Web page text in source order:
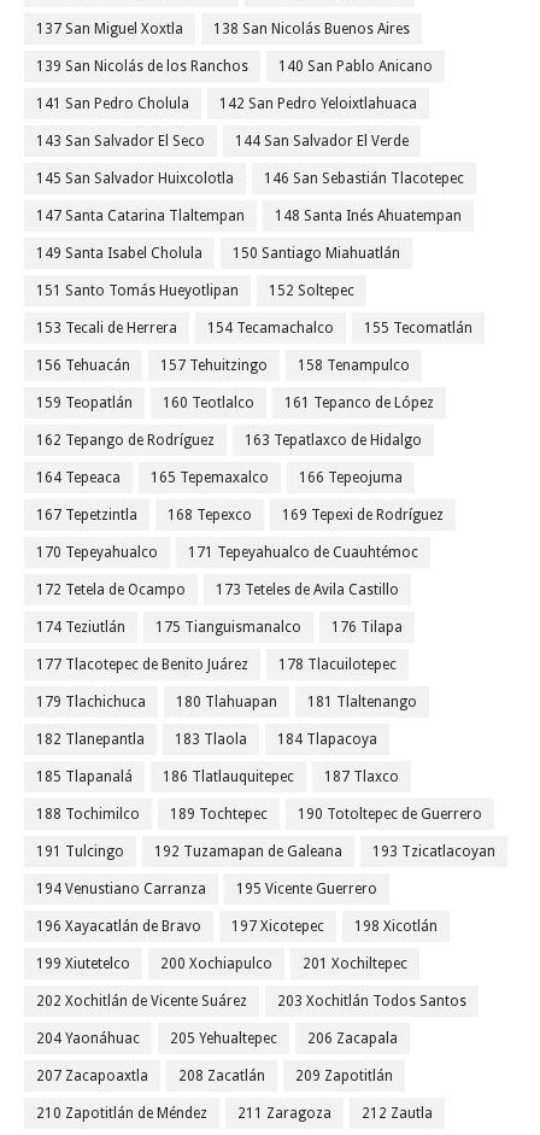
137 San Miguel Xoxtla 138 San Nicolás Buenos Aires
139 San Nicolás de los Ranchos 140 San Pablo Anicano
141 San Pedro Cholula 142 San Pedro Yeloixtlahuaca
143 San Salvador El Seco 144 San Salvador El Verde
145 San Salvador Huixcolotla 146 San Sebastián Tlacotepec
147 Santa Catarina Tlaltempan 148 Santa Inés Ahuatempan
149 Santa Isabel Cholula 150 Santiago Miahuatlán
151 Santo Tomás Hueyotlipan 152 Soltepec
153 Tecali de Herrera 154 Tecamachalco 155 Tecomatlán
156 Tehuacán 157 Tehuitzingo 158 Tenampulco
159 Teopatlán 160 Teotlalco 161 Tepanco de López
162 Tepango de Rodríguez 163 Tepatlaxco de Hidalgo
164 Tepeaca 165 Tepemaxalco 166 Tepeojuma
167 Tepetzintla 168 Tepexco 169 Tepexi de Rodríguez
170 Tepeyahualco 171 Tepeyahualco de Cuauhtémoc
172 Tetela de Ocampo 173 Teteles de Avila Castillo
174 Teziutlán 175 Tianguismanalco 176 Tilapa
177 Tlacotepec de Benito Juárez 178 Tlacuilotepec
179 Tlachichuca 180 Tlahuapan 181 Tlaltenango
182 Tlanepantla 183 Tlaola 184 Tlapacoya
185 Tlapanalá 186 Tlatlauquitepec 187 Tlaxco
188 Tochimilco 189 Tochtepec 190 Totoltepec de Guerrero
191 Tulcingo 192 Tuzamapan de Galeana 193 Tzicatlacoyan
194 Venustiano Carranza 195 Vicente Guerrero
196 Xayacatlán de Bravo 197 Xicotepec 198 Xicotlán
199 Xiutetelco 200 Xochiapulco 201 Xochiltepec
202 Xochitlán de Vicente Suárez 203 Xochitlán Todos Santos
204 Yaonáhuac 205 Yehualtepec 206 Zacapala
207 Zacapoaxtla 208 Zacatlán 209 Zapotitlán
210 Zapotitlán de Méndez 211 Zaragoza 212 Zautla